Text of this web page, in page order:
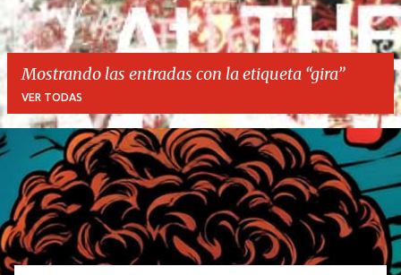
Mostrando las entradas con la etiqueta gira
VER TODAS
E
t
r
a